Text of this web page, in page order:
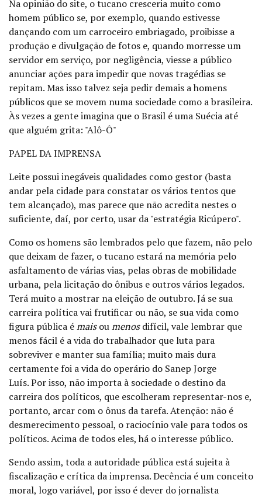
Na opinião do site, o tucano cresceria muito como
homem público se, por exemplo, quando estivesse
dançando com um carroceiro embriagado, proibisse a
produção e divulgação de fotos e, quando morresse um
servidor em serviço, por negligência, viesse a público
anunciar ações para impedir que novas tragédias se
repitam. Mas isso talvez seja pedir demais a homens
públicos que se movem numa sociedade como a brasileira.
Às vezes a gente imagina que o Brasil é uma Suécia até
que alguém grita: "Alô-Ô"
PAPEL DA IMPRENSA
Leite possui inegáveis qualidades como gestor (basta
andar pela cidade para constatar os vários tentos que
tem alcançado), mas parece que não acredita nestes o
suficiente, daí, por certo, usar da "estratégia Ricúpero".
Como os homens são lembrados pelo que fazem, não pelo
que deixam de fazer, o tucano estará na memória pelo
asfaltamento de várias vias, pelas obras de mobilidade
urbana, pela licitação do ônibus e outros vários legados.
Terá muito a mostrar na eleição de outubro.Já se sua
carreira política vai frutificar ou não, se sua vida como
figura pública émaisoumenosdifícil, vale lembrar que
menos fácil é a vida do trabalhador que luta para
sobreviver e manter sua família; muito mais dura
certamente foi a vida do operário do Sanep Jorge
Luís. Por isso, não importa à sociedade o destino da
carreira dos políticos, que escolheram representar-nos e,
portanto, arcar com o ônus da tarefa. Atenção: não é
desmerecimento pessoal, o raciocínio vale para todos os
políticos. Acima de todos eles, há o interesse público.
Sendo assim, toda a autoridade pública está sujeita à
fiscalização e crítica da imprensa. Decência é um conceito
moral, logo variável, por isso é dever do jornalista